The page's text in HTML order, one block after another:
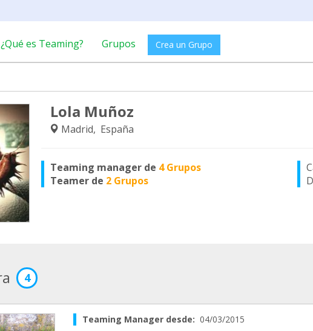
¿Qué es Teaming? Grupos Crea un Grupo
Lola Muñoz
Madrid, España
Teaming manager de 4 Grupos
Teamer de 2 Grupos
4
Teaming Manager desde: 04/03/2015